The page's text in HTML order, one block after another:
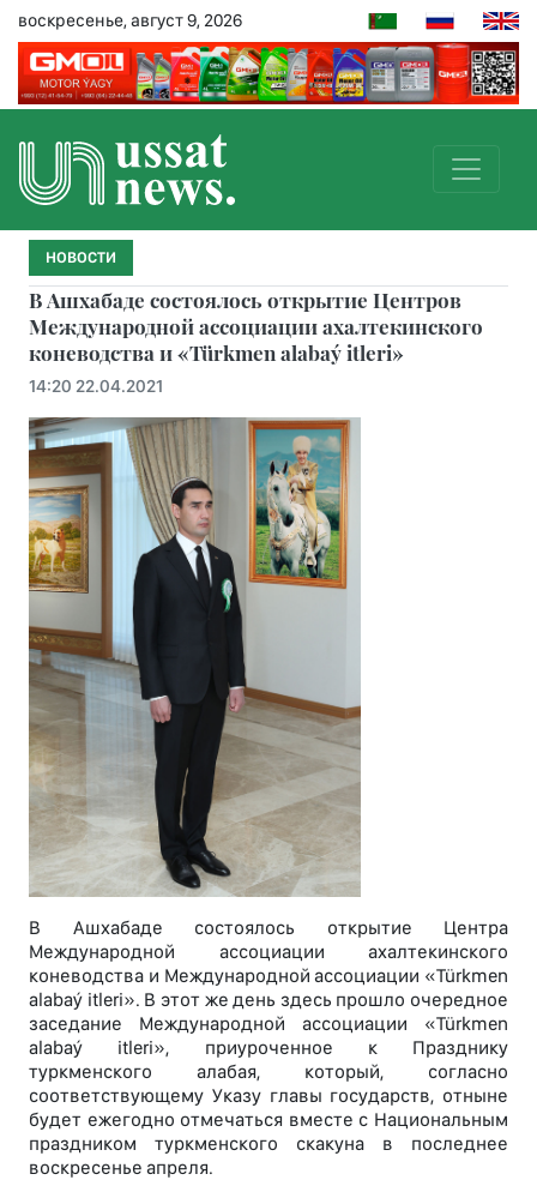
воскресенье, август 9, 2026
НОВОСТИ
В Ашхабаде состоялось открытие Центров
Международной ассоциации ахалтекинского
коневодства и «Türkmen alabaý itleri»
14:20 22.04.2021
В Ашхабаде состоялось открытие Центра
Международной ассоциации ахалтекинского
коневодства и Международной ассоциации «Türkmen
alabaý itleri». В этот же день здесь прошло очередное
заседание Международной ассоциации «Türkmen
alabaý itleri», приуроченное к Празднику
туркменского алабая, который, согласно
соответствующему Указу главы государств, отныне
будет ежегодно отмечаться вместе с Национальным
праздником туркменского скакуна в последнее
воскресенье апреля.